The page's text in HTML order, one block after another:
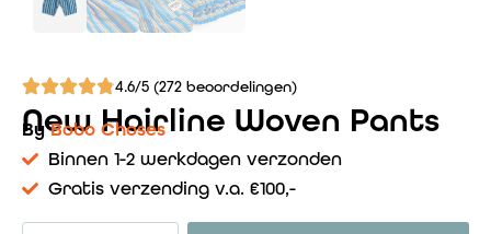
4.6/5 (272 beoordelingen)
New Hairline Woven Pants
ByBobo Choses
Binnen 1-2 werkdagen verzonden
Gratis verzending v.a. €100,-